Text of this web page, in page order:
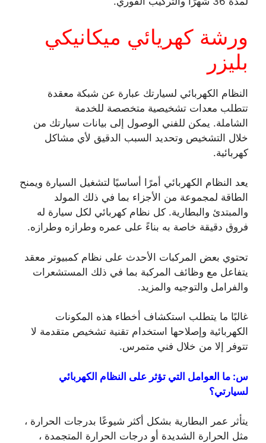
ورشة كهريائي ميكانيكي
بليزر
النظام الكهربائي لسيارتك عبارة عن شبكة معقدة
تتطلب معدات تشخيصية متخصصة للخدمة
الشاملة. يمكن للفني الوصول إلى بيانات سيارتك من
خلال التشخيص وتحديد السبب الدقيق لأي مشاكل
كهربائية.
يعد النظام الكهربائي أمرًا أساسيًا لتشغيل السيارة ويمنح
الطاقة لمجموعة من الأجزاء بما في ذلك المولد
والمبتدئ والبطارية. كل نظام كهربائي لكل سيارة له
فروق دقيقة خاصة به بناءً على عمره وطرازه وطرازه.
تحتوي بعض المركبات الأحدث على نظام كمبيوتر معقد
يتفاعل مع وظائف المركبة بما في ذلك المستشعرات
والفرامل والتوجيه والمزيد.
غالبًا ما يتطلب استكشاف أخطاء هذه المكونات
الكهربائية وإصلاحها استخدام تقنية تشخيص متقدمة لا
تتوفر إلا من خلال فني متمرس.
س: ما العوامل التي تؤثر على النظام الكهربائي
لسيارتي؟
يتأثر عمر البطارية بشكل أكثر شيوعًا بدرجات الحرارة ،
مثل الحرارة الشديدة أو درجات الحرارة المتجمدة ،